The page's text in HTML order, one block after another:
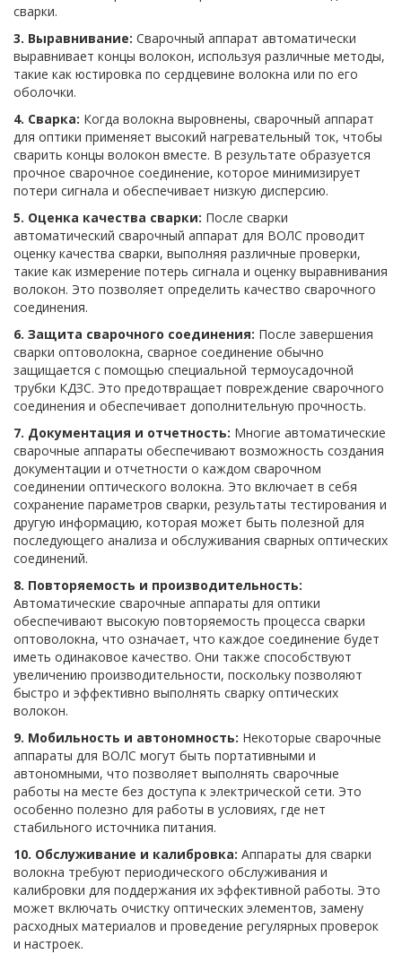
сварки.
3. Выравнивание: Сварочный аппарат автоматически
выравнивает концы волокон, используя различные методы,
такие как юстировка по сердцевине волокна или по его
оболочки.
4. Сварка: Когда волокна выровнены, сварочный аппарат
для оптики применяет высокий нагревательный ток, чтобы
сварить концы волокон вместе. В результате образуется
прочное сварочное соединение, которое минимизирует
потери сигнала и обеспечивает низкую дисперсию.
5. Оценка качества сварки: После сварки
автоматический сварочный аппарат для ВОЛС проводит
оценку качества сварки, выполняя различные проверки,
такие как измерение потерь сигнала и оценку выравнивания
волокон. Это позволяет определить качество сварочного
соединения.
6. Защита сварочного соединения: После завершения
сварки оптоволокна, сварное соединение обычно
защищается с помощью специальной термоусадочной
трубки КДЗС. Это предотвращает повреждение сварочного
соединения и обеспечивает дополнительную прочность.
7. Документация и отчетность: Многие автоматические
сварочные аппараты обеспечивают возможность создания
документации и отчетности о каждом сварочном
соединении оптического волокна. Это включает в себя
сохранение параметров сварки, результаты тестирования и
другую информацию, которая может быть полезной для
последующего анализа и обслуживания сварных оптических
соединений.
8. Повторяемость и производительность:
Автоматические сварочные аппараты для оптики
обеспечивают высокую повторяемость процесса сварки
оптоволокна, что означает, что каждое соединение будет
иметь одинаковое качество. Они также способствуют
увеличению производительности, поскольку позволяют
быстро и эффективно выполнять сварку оптических
волокон.
9. Мобильность и автономность: Некоторые сварочные
аппараты для ВОЛС могут быть портативными и
автономными, что позволяет выполнять сварочные
работы на месте без доступа к электрической сети. Это
особенно полезно для работы в условиях, где нет
стабильного источника питания.
10. Обслуживание и калибровка: Аппараты для сварки
волокна требуют периодического обслуживания и
калибровки для поддержания их эффективной работы. Это
может включать очистку оптических элементов, замену
расходных материалов и проведение регулярных проверок
и настроек.